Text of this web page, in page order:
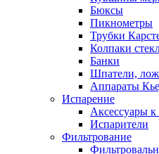
Бюксы
Пикнометры
Трубки
Колпаки
Банки
Шпатели,
Аппараты
Испарение
Аксессуары
Испарители
Фильтрование